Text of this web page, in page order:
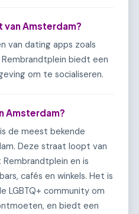
van Amsterdam?
van dating apps zoals
biedt een
om te socialiseren.
Amsterdam?
de meest bekende
Deze straat loopt van
en is
cafés en winkels. Het is
LGBTQ+ community om
en biedt een